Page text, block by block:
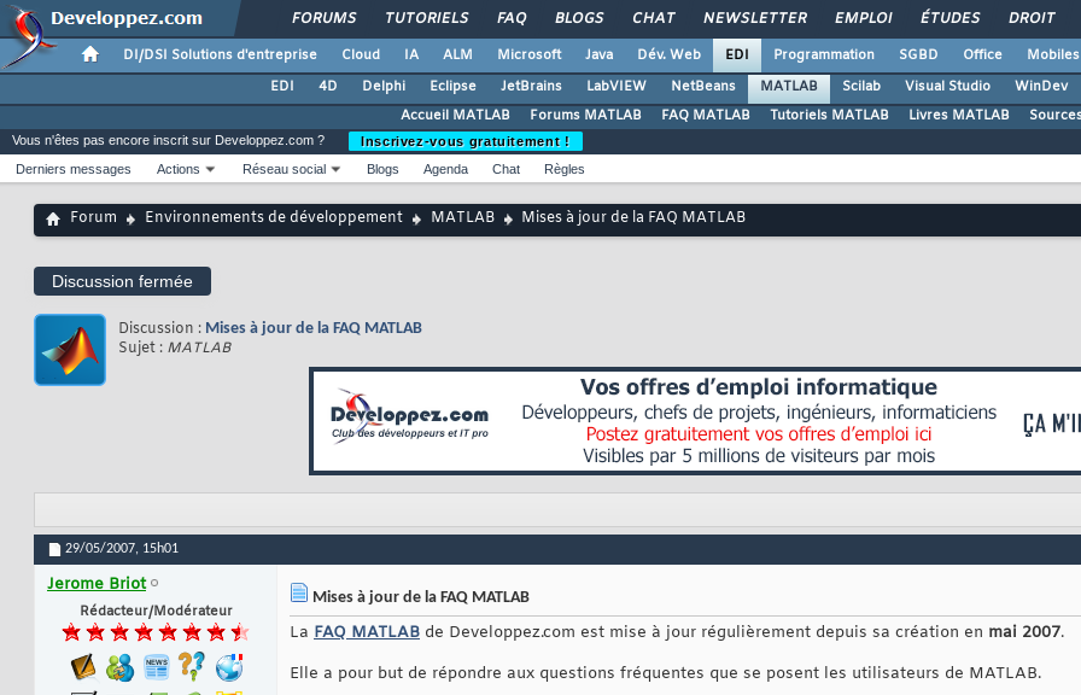
FORUMS TUTORIELS FAQ BLOGS CHAT NEWSLETTER EMPLOI ÉTUDES DROIT
DI/DSI Solutions d'entreprise Cloud IA ALM Microsoft Java Dév. Web EDI Programmation SGBD Office Mobiles
EDI
4D Delphi Eclipse JetBrains LabVIEW NetBeans MATLAB Scilab Visual Studio WinDev
Accueil MATLAB
Forums MATLAB FAQ MATLAB Tutoriels MATLAB Livres MATLAB
Vous n'êtes pas encore inscrit sur Developpez.com ?
Inscrivez-vous gratuitement !
Derniers messages
Actions Réseau social Blogs Agenda Chat Règles
Forum Environnements de développement MATLAB Mises à jour de la FAQ MATLAB
Discussion fermée
Discussion : Mises à jour de la FAQ MATLAB
Sujet : MATLAB
29/05/2007, 15h01
Jerome Briot
Rédacteur/Modérateur
Mises à jour de la FAQ MATLAB
La FAQ MATLAB de Developpez.com est mise à jour régulièrement depuis sa création en mai 2007.
Elle a pour but de répondre aux questions fréquentes que se posent les utilisateurs de MATLAB.